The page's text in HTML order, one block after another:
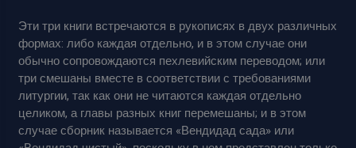
Эти три книги встречаются в рукописях в двух различных
формах: либо каждая отдельно, и в этом случае они
обычно сопровождаются пехлевийским переводом; или
три смешаны вместе в соответствии с требованиями
литургии, так как они не читаются каждая отдельно
целиком, а главы разных книг перемешаны; и в этом
случае сборник называется «Вендидад сада» или